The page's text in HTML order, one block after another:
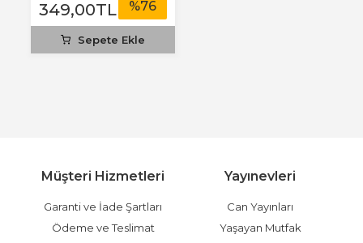
349,00TL %76
Sepete Ekle
Müşteri Hizmetleri
Garanti ve İade Şartları
Ödeme ve Teslimat
Yayınevleri
Can Yayınları
Yaşayan Mutfak